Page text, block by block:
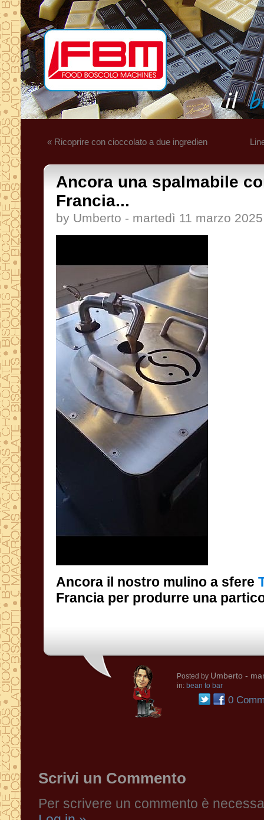
« Ricoprire con cioccolato a due ingredien
Ancora una spalmabile
Francia...
by Umberto - martedì 11 marzo 2025
Ancora il nostro mulino a sfere
Francia per produrre una
Posted by Umberto -
in: bean to bar
0
Scrivi un Commento
Per scrivere un commento è